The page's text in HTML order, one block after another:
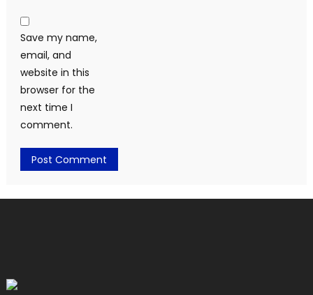
Save my name,
email, and
website in this
browser for the
next time I
comment.